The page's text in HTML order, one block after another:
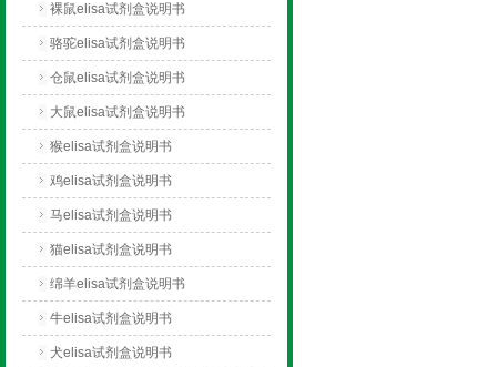
裸鼠elisa试剂盒说明书
骆驼elisa试剂盒说明书
仓鼠elisa试剂盒说明书
大鼠elisa试剂盒说明书
猴elisa试剂盒说明书
鸡elisa试剂盒说明书
马elisa试剂盒说明书
猫elisa试剂盒说明书
绵羊elisa试剂盒说明书
牛elisa试剂盒说明书
犬elisa试剂盒说明书